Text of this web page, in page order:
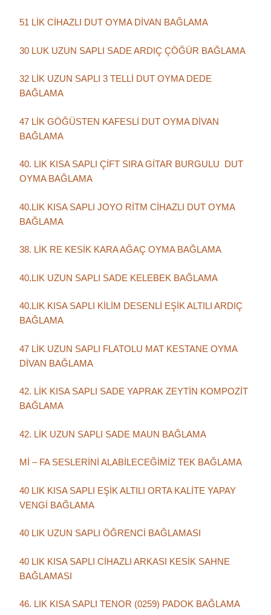
51 LİK CİHAZLI DUT OYMA DİVAN BAĞLAMA
30 LUK UZUN SAPLI SADE ARDIÇ ÇÖĞÜR BAĞLAMA
32 LİK UZUN SAPLI 3 TELLİ DUT OYMA DEDE
BAĞLAMA
47 LİK GÖĞÜSTEN KAFESLİ DUT OYMA DİVAN
BAĞLAMA
40. LIK KISA SAPLI ÇİFT SIRA GİTAR BURGULU DUT
OYMA BAĞLAMA
40.LIK KISA SAPLI JOYO RİTM CİHAZLI DUT OYMA
BAĞLAMA
38. LİK RE KESİK KARA AĞAÇ OYMA BAĞLAMA
40.LIK UZUN SAPLI SADE KELEBEK BAĞLAMA
40.LIK KISA SAPLI KİLİM DESENLİ EŞİK ALTILI ARDIÇ
BAĞLAMA
47 LİK UZUN SAPLI FLATOLU MAT KESTANE OYMA
DİVAN BAĞLAMA
42. LİK KISA SAPLI SADE YAPRAK ZEYTİN KOMPOZİT
BAĞLAMA
42. LİK UZUN SAPLI SADE MAUN BAĞLAMA
Mİ – FA SESLERİNİ ALABİLECEĞİMİZ TEK BAĞLAMA
40 LIK KISA SAPLI EŞİK ALTILI ORTA KALİTE YAPAY
VENGİ BAĞLAMA
40 LIK UZUN SAPLI ÖĞRENCİ BAĞLAMASI
40 LIK KISA SAPLI CİHAZLI ARKASI KESİK SAHNE
BAĞLAMASI
46. LIK KISA SAPLI TENOR (0259) PADOK BAĞLAMA